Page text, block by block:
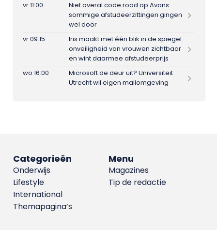
vr 11:00
Niet overal code rood op Avans:
sommige afstudeerzittingen gingen
wel door
vr 09:15
Iris maakt met één blik in de spiegel
onveiligheid van vrouwen zichtbaar
en wint daarmee afstudeerprijs
wo 16:00
Microsoft de deur uit? Universiteit
Utrecht wil eigen mailomgeving
Menu
Magazines
Tip de redactie
Categorieën
Onderwijs
Lifestyle
International
Themapagina’s